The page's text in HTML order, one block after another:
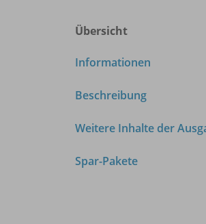
Übersicht
Informationen
Beschreibung
Weitere Inhalte der
Spar-Pakete